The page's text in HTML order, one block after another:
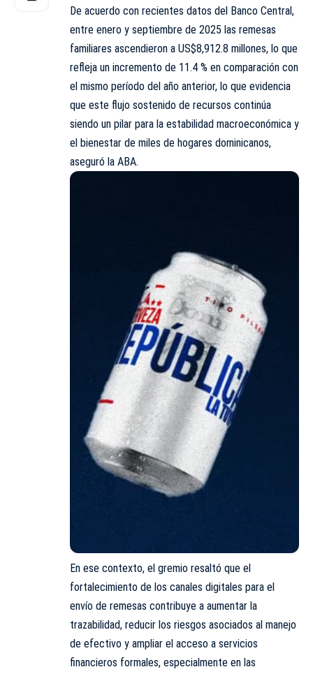
De acuerdo con recientes datos del Banco Central,
entre enero y septiembre de 2025 las remesas
familiares ascendieron a US$8,912.8 millones, lo que
refleja un incremento de 11.4 % en comparación con
el mismo período del año anterior, lo que evidencia
que este flujo sostenido de recursos continúa
siendo un pilar para la estabilidad macroeconómica y
el bienestar de miles de hogares dominicanos,
aseguró la ABA.
En ese contexto, el gremio resaltó que el
fortalecimiento de los canales digitales para el
envío de remesas contribuye a aumentar la
trazabilidad, reducir los riesgos asociados al manejo
de efectivo y ampliar el acceso a servicios
financieros formales, especialmente en las